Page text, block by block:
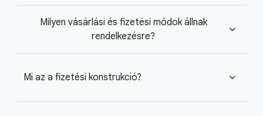
Milyen vásárlási és fizetési módok állnak
rendelkezésre?
expand_more
Mi az a fizetési konstrukció? expand_more